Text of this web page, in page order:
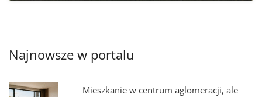
Najnowsze w portalu
Mieszkanie w centrum aglomeracji, ale